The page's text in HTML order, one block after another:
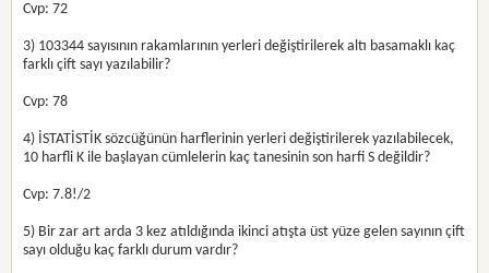
Cvp: 72
3) 103344 sayısının rakamlarının yerleri değiştirilerek altı basamaklı kaç
farklı çift sayı yazılabilir?
Cvp: 78
4) İSTATİSTİK sözcüğünün harflerinin yerleri değiştirilerek yazılabilecek,
10 harfli K ile başlayan cümlelerin kaç tanesinin son harfi S değildir?
Cvp: 7.8!/2
5) Bir zar art arda 3 kez atıldığında ikinci atışta üst yüze gelen sayının çift
sayı olduğu kaç farklı durum vardır?